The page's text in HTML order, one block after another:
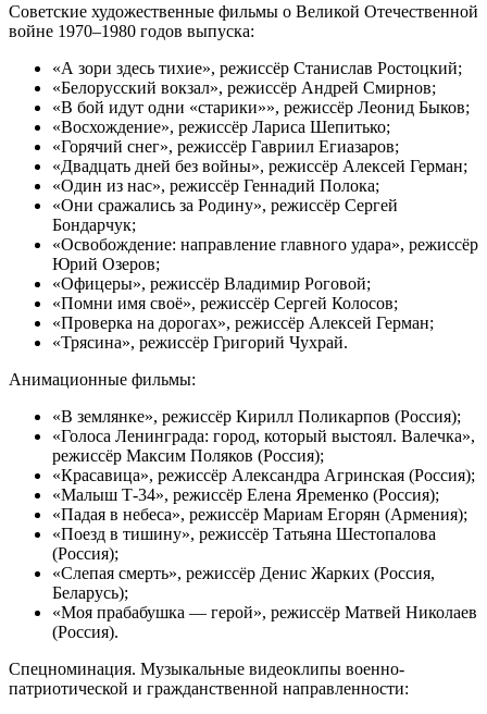
Советские художественные фильмы о Великой Отечественной
войне 1970–1980 годов выпуска:
«А зори здесь тихие», режиссёр Станислав Ростоцкий;
«Белорусский вокзал», режиссёр Андрей Смирнов;
«В бой идут одни «старики»», режиссёр Леонид Быков;
«Восхождение», режиссёр Лариса Шепитько;
«Горячий снег», режиссёр Гавриил Егиазаров;
«Двадцать дней без войны», режиссёр Алексей Герман;
«Один из нас», режиссёр Геннадий Полока;
«Они сражались за Родину», режиссёр Сергей
Бондарчук;
«Освобождение: направление главного удара», режиссёр
Юрий Озеров;
«Офицеры», режиссёр Владимир Роговой;
«Помни имя своё», режиссёр Сергей Колосов;
«Проверка на дорогах», режиссёр Алексей Герман;
«Трясина», режиссёр Григорий Чухрай.
Анимационные фильмы:
«В землянке», режиссёр Кирилл Поликарпов (Россия);
«Голоса Ленинграда: город, который выстоял. Валечка»,
режиссёр Максим Поляков (Россия);
«Красавица», режиссёр Александра Агринская (Россия);
«Малыш Т-34», режиссёр Елена Яременко (Россия);
«Падая в небеса», режиссёр Мариам Егорян (Армения);
«Поезд в тишину», режиссёр Татьяна Шестопалова
(Россия);
«Слепая смерть», режиссёр Денис Жарких (Россия,
Беларусь);
«Моя прабабушка — герой», режиссёр Матвей Николаев
(Россия).
Спецноминация. Музыкальные видеоклипы военно-
патриотической и гражданственной направленности: